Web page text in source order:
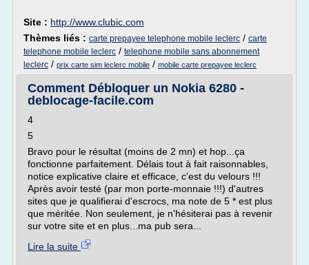
Site : http://www.clubic.com
Thèmes liés : carte prepayee telephone mobile leclerc / carte
telephone mobile leclerc / telephone mobile sans abonnement
leclerc / prix carte sim leclerc mobile / mobile carte prepayee leclerc
Comment Débloquer un Nokia 6280 -
deblocage-facile.com
4
5
Bravo pour le résultat (moins de 2 mn) et hop...ça
fonctionne parfaitement. Délais tout à fait raisonnables,
notice explicative claire et efficace, c'est du velours !!!
Après avoir testé (par mon porte-monnaie !!!) d'autres
sites que je qualifierai d'escrocs, ma note de 5 * est plus
que méritée. Non seulement, je n'hésiterai pas à revenir
sur votre site et en plus...ma pub sera...
Lire la suite